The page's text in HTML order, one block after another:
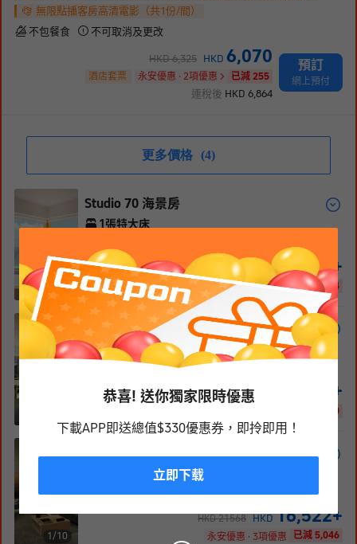
恭喜! 送你獨家限時優惠
下載APP即送總值$330優惠券，即拎即用！
立即下载
無限點播客房高清電影（共1份/間）
不包餐食
不可取消及更改
HKD6,325 HKD 6,070
永安優惠 · 2項優惠 已減 255
酒店套票
連稅後 HKD 6,864
預訂
網上預付
更多價格 (4)
1/11
Studio 70 海景房
1張特大床
HKD7498 HKD 5,744+
永安優惠 · 3項優惠 已減 1,754
Studio 80 豪華房
1張特大床 或 2張單人床
38-48層 免費WiFi
HKD7035 +
已減 1,210
1/10
HKD21568 HKD 16,522+
永安優惠 · 3項優惠 已減 5,046